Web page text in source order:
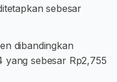
sebesar
dibandingkan
yang sebesar Rp2,755